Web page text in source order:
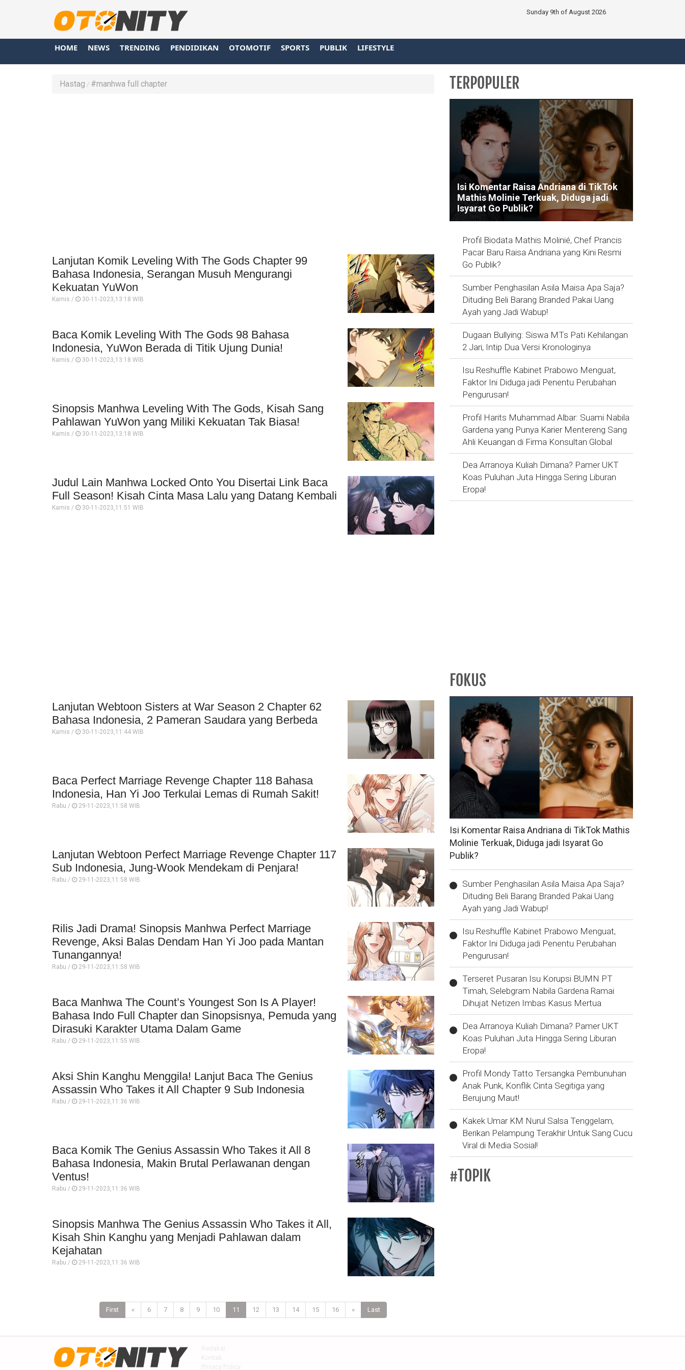
Sunday 9th of August 2026
HOME NEWS TRENDING PENDIDIKAN OTOMOTIF SPORTS PUBLIK LIFESTYLE
Hastag #manhwa full chapter
Lanjutan Komik Leveling With The Gods Chapter 99
Bahasa Indonesia, Serangan Musuh Mengurangi
Kekuatan YuWon
Kamis / 30-11-2023,13:18 WIB
Baca Komik Leveling With The Gods 98 Bahasa
Indonesia, YuWon Berada di Titik Ujung Dunia!
Kamis / 30-11-2023,13:18 WIB
Sinopsis Manhwa Leveling With The Gods, Kisah Sang
Pahlawan YuWon yang Miliki Kekuatan Tak Biasa!
Kamis / 30-11-2023,13:18 WIB
Judul Lain Manhwa Locked Onto You Disertai Link Baca
Full Season! Kisah Cinta Masa Lalu yang Datang Kembali
Kamis / 30-11-2023,11:51 WIB
Lanjutan Webtoon Sisters at War Season 2 Chapter 62
Bahasa Indonesia, 2 Pameran Saudara yang Berbeda
Kamis / 30-11-2023,11:44 WIB
Baca Perfect Marriage Revenge Chapter 118 Bahasa
Indonesia, Han Yi Joo Terkulai Lemas di Rumah Sakit!
Rabu / 29-11-2023,11:58 WIB
Lanjutan Webtoon Perfect Marriage Revenge Chapter 117
Sub Indonesia, Jung-Wook Mendekam di Penjara!
Rabu / 29-11-2023,11:58 WIB
Rilis Jadi Drama! Sinopsis Manhwa Perfect Marriage
Revenge, Aksi Balas Dendam Han Yi Joo pada Mantan
Tunangannya!
Rabu / 29-11-2023,11:58 WIB
Baca Manhwa The Count’s Youngest Son Is A Player!
Bahasa Indo Full Chapter dan Sinopsisnya, Pemuda yang
Dirasuki Karakter Utama Dalam Game
Rabu / 29-11-2023,11:55 WIB
Aksi Shin Kanghu Menggila! Lanjut Baca The Genius
Assassin Who Takes it All Chapter 9 Sub Indonesia
Rabu / 29-11-2023,11:36 WIB
Baca Komik The Genius Assassin Who Takes it All 8
Bahasa Indonesia, Makin Brutal Perlawanan dengan
Ventus!
Rabu / 29-11-2023,11:36 WIB
Sinopsis Manhwa The Genius Assassin Who Takes it All,
Kisah Shin Kanghu yang Menjadi Pahlawan dalam
Kejahatan
Rabu / 29-11-2023,11:36 WIB
First « 6 7 8 9 10 11 12 13 14 15 16 » Last
TERPOPULER
Isi Komentar Raisa Andriana di TikTok
Mathis Molinie Terkuak, Diduga jadi
Isyarat Go Publik?
Profil Biodata Mathis Molinié, Chef Prancis
Pacar Baru Raisa Andriana yang Kini Resmi
Go Publik?
Sumber Penghasilan Asila Maisa Apa Saja?
Dituding Beli Barang Branded Pakai Uang
Ayah yang Jadi Wabup!
Dugaan Bullying: Siswa MTs Pati Kehilangan
2 Jari, Intip Dua Versi Kronologinya
Isu Reshuffle Kabinet Prabowo Menguat,
Faktor Ini Diduga jadi Penentu Perubahan
Pengurusan!
Profil Harits Muhammad Albar: Suami Nabila
Gardena yang Punya Karier Mentereng Sang
Ahli Keuangan di Firma Konsultan Global
Dea Arranoya Kuliah Dimana? Pamer UKT
Koas Puluhan Juta Hingga Sering Liburan
Eropa!
FOKUS
Isi Komentar Raisa Andriana di TikTok Mathis
Molinie Terkuak, Diduga jadi Isyarat Go
Publik?
Sumber Penghasilan Asila Maisa Apa Saja?
Dituding Beli Barang Branded Pakai Uang
Ayah yang Jadi Wabup!
Isu Reshuffle Kabinet Prabowo Menguat,
Faktor Ini Diduga jadi Penentu Perubahan
Pengurusan!
Terseret Pusaran Isu Korupsi BUMN PT
Timah, Selebgram Nabila Gardena Ramai
Dihujat Netizen Imbas Kasus Mertua
Dea Arranoya Kuliah Dimana? Pamer UKT
Koas Puluhan Juta Hingga Sering Liburan
Eropa!
Profil Mondy Tatto Tersangka Pembunuhan
Anak Punk, Konflik Cinta Segitiga yang
Berujung Maut!
Kakek Umar KM Nurul Salsa Tenggelam,
Berikan Pelampung Terakhir Untuk Sang Cucu
Viral di Media Sosial!
#TOPIK